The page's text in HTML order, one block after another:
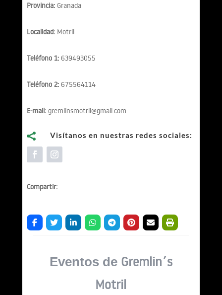
Provincia:Granada
Localidad:Motril
Teléfono 1:639493055
Teléfono 2:675564114
E-mail:gremlinsmotril@gmail.com
 Visítanos en nuestras redes sociales:
Compartir:
Eventos deGremlin´s
Motril